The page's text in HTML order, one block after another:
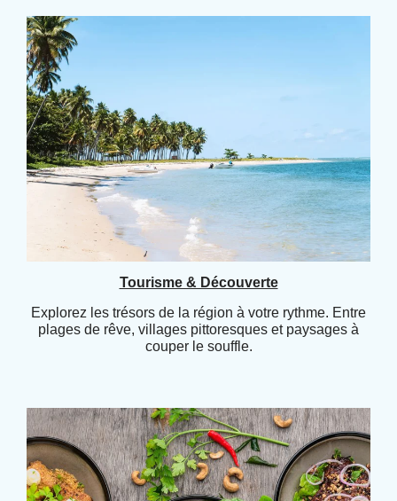
Tourisme & Découverte
Explorez les trésors de la région à votre rythme. Entre
plages de rêve, villages pittoresques et paysages à
couper le souffle.